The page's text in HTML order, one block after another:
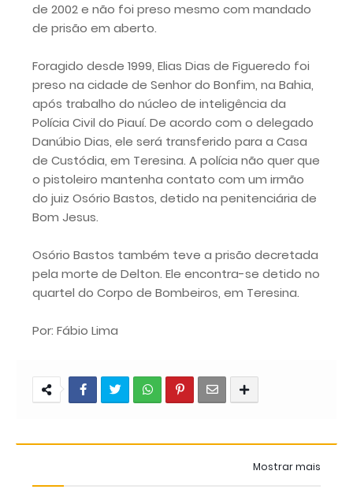
de 2002 e não foi preso mesmo com mandado
de prisão em aberto.
Foragido desde 1999, Elias Dias de Figueredo foi
preso na cidade de Senhor do Bonfim, na Bahia,
após trabalho do núcleo de inteligência da
Polícia Civil do Piauí. De acordo com o delegado
Danúbio Dias, ele será transferido para a Casa
de Custódia, em Teresina. A polícia não quer que
o pistoleiro mantenha contato com um irmão
do juiz Osório Bastos, detido na penitenciária de
Bom Jesus.
Osório Bastos também teve a prisão decretada
pela morte de Delton. Ele encontra-se detido no
quartel do Corpo de Bombeiros, em Teresina.
Por: Fábio Lima
Mostrar mais